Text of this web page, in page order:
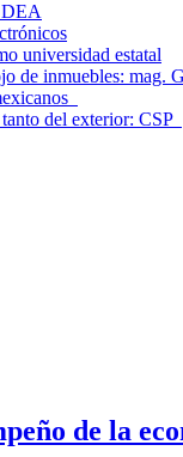
DEA
universidad estatal
de inmuebles: mag.
del exterior: CSP
de la